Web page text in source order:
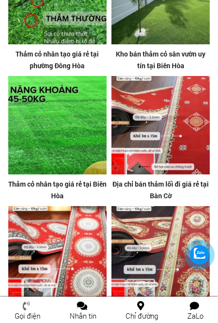
Thảm cỏ nhân tạo giá rẻ tại
phường Đông Hòa
Kho bán thảm cỏ sân vườn uy
tín tại Biên Hòa
Thảm cỏ nhân tạo giá rẻ tại Biên
Hòa
Địa chỉ bán thảm lối đi giá rẻ tại
Bàn Cờ
Thảm đỏ trải hành lang tại
Địa chỉ bán thảm lối đi giá rẻ tại
Gọi điện Nhắn tin Chỉ đường ZaLo